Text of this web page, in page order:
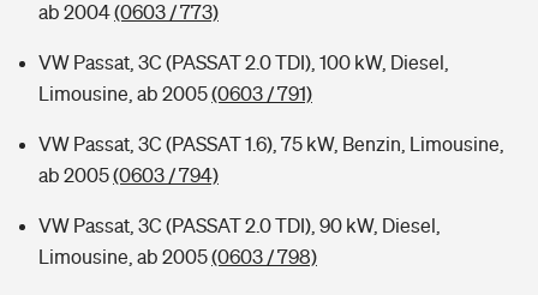
ab 2004(0603 / 773)
VW Passat, 3C (PASSAT 2.0 TDI), 100 kW, Diesel,
Limousine, ab 2005(0603 / 791)
VW Passat, 3C (PASSAT 1.6), 75 kW, Benzin, Limousine,
ab 2005(0603 / 794)
VW Passat, 3C (PASSAT 2.0 TDI), 90 kW, Diesel,
Limousine, ab 2005(0603 / 798)